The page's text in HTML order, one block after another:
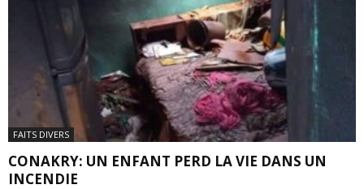
FAITS DIVERS
CONAKRY: UN ENFANT PERD LA VIE DANS UN
INCENDIE